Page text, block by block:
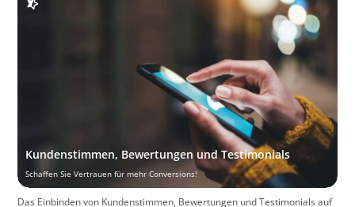
Kundenstimmen, Bewertungen und Testimonials
Schaffen Sie Vertrauen für mehr Conversions!
Das Einbinden von Kundenstimmen, Bewertungen und Testimonials auf